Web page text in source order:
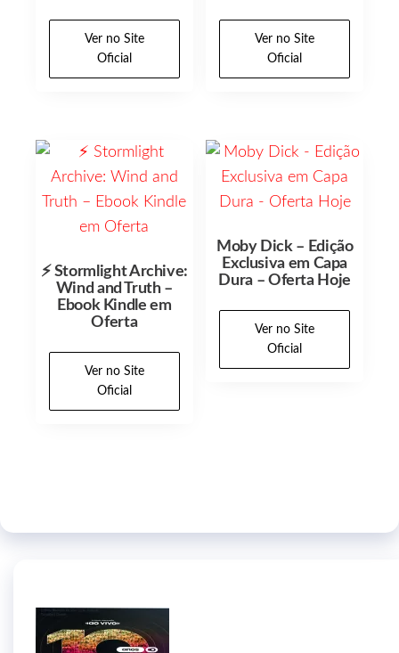
Ver no Site
Oficial
Ver no Site
Oficial
⚡ Stormlight Archive:
Wind and Truth –
Ebook Kindle em
Oferta
Ver no Site
Oficial
Moby Dick – Edição
Exclusiva em Capa
Dura – Oferta Hoje
Ver no Site
Oficial